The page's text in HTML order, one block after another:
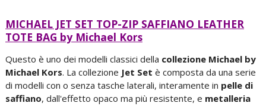
MICHAEL JET SET TOP-ZIP SAFFIANO LEATHER
TOTE BAG by Michael Kors
Questo è uno dei modelli classici della collezione Michael by
Michael Kors. La collezione Jet Set è composta da una serie
di modelli con o senza tasche laterali, interamente in pelle di
saffiano, dall'effetto opaco ma più resistente, e metalleria